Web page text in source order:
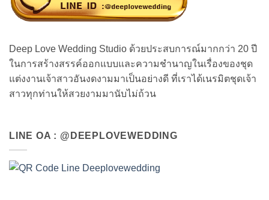
Deep Love Wedding Studio ด้วยประสบการณ์มากกว่า 20 ปี
ในการสร้างสรรค์ออกแบบและความชำนาญในเรื่องของชุด
แต่งงานเจ้าสาวอันงดงามมาเป็นอย่างดี ที่เราได้เนรมิตชุดเจ้า
สาวทุกท่านให้สวยงามมานับไม่ถ้วน
LINE OA : @DEEPLOVEWEDDING